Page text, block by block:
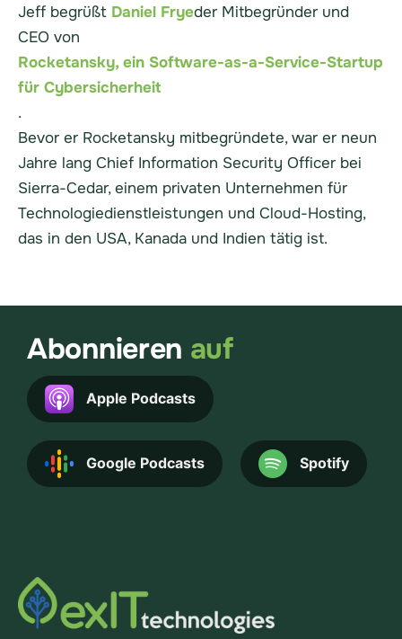
Jeff begrüßt Daniel Fryeder Mitbegründer und
CEO von
Rocketansky, ein Software-as-a-Service-Startup
für Cybersicherheit
.
Bevor er Rocketansky mitbegründete, war er neun
Jahre lang Chief Information Security Officer bei
Sierra-Cedar, einem privaten Unternehmen für
Technologiedienstleistungen und Cloud-Hosting,
das in den USA, Kanada und Indien tätig ist.
Abonnieren auf
Apple Podcasts
Google Podcasts Spotify